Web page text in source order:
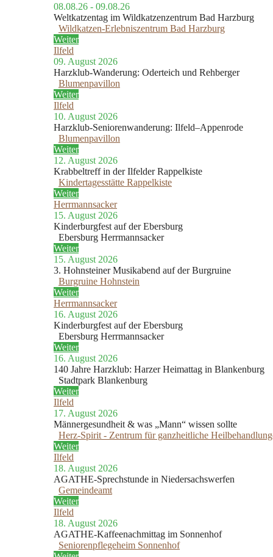
08.08.26 - 09.08.26
Weltkatzentag im Wildkatzenzentrum Bad Harzburg
Wildkatzen-Erlebniszentrum Bad Harzburg
Weiter
Ilfeld
09. August 2026
Harzklub-Wanderung: Oderteich und Rehberger
Blumenpavillon
Weiter
Ilfeld
10. August 2026
Harzklub-Seniorenwanderung: Ilfeld–Appenrode
Blumenpavillon
Weiter
12. August 2026
Krabbeltreff in der Ilfelder Rappelkiste
Kindertagesstätte Rappelkiste
Weiter
Herrmannsacker
15. August 2026
Kinderburgfest auf der Ebersburg
Ebersburg Herrmannsacker
Weiter
15. August 2026
3. Hohnsteiner Musikabend auf der Burgruine
Burgruine Hohnstein
Weiter
Herrmannsacker
16. August 2026
Kinderburgfest auf der Ebersburg
Ebersburg Herrmannsacker
Weiter
16. August 2026
140 Jahre Harzklub: Harzer Heimattag in Blankenburg
Stadtpark Blankenburg
Weiter
Ilfeld
17. August 2026
Männergesundheit & was „Mann“ wissen sollte
Herz-Spirit - Zentrum für ganzheitliche
Weiter
Ilfeld
18. August 2026
AGATHE-Sprechstunde in Niedersachswerfen
Gemeindeamt
Weiter
Ilfeld
18. August 2026
AGATHE-Kaffeenachmittag im Sonnenhof
Seniorenpflegeheim Sonnenhof